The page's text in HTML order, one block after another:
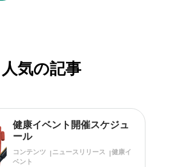
人気の記事
健康イベント開催スケジュ
ール
コンテンツ ニュースリリース
健康イ
ベント